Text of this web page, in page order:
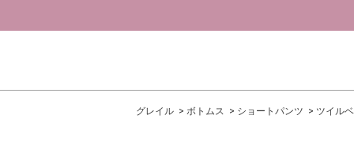
グレイル ボトムス ショートパンツ ツイル